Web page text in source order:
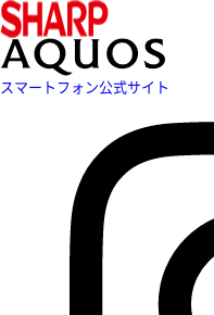
スマートフォン公式サイト